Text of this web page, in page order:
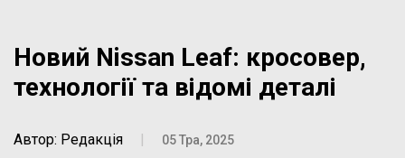
Новий Nissan Leaf: кросовер,
технології та відомі деталі
Автор: Редакція | 05 Тра, 2025